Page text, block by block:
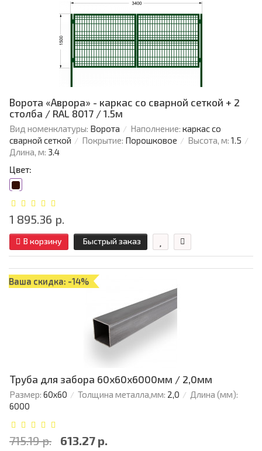
Ворота «Аврора» - каркас со сварной сеткой + 2
столба / RAL 8017 / 1.5м
Вид номенклатуры: Ворота Наполнение: каркас со
сварной сеткой
Покрытие: Порошковое Высота, м: 1.5
Длина, м: 3.4
Цвет:
1 895.36 р.
В корзину Быстрый заказ
Ваша скидка: -14%
Труба для забора 60х60x6000мм / 2,0мм
Размер: 60х60 Толщина металла,мм: 2,0
Длина (мм):
6000
715.19 р. 613.27 р.